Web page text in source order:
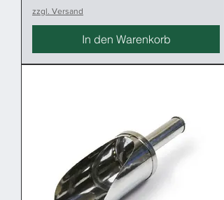
zzgl. Versand
In den Warenkorb